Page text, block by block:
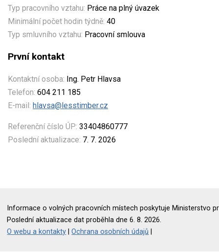
Typ pracovního vztahu: Práce na plný úvazek
Minimální počet hodin týdně: 40
Typ smluvního vztahu: Pracovní smlouva
První kontakt
Kontaktní osoba: Ing. Petr Hlavsa
Telefon: 604 211 185
E-mail: hlavsa@lesstimber.cz
Referenční číslo ÚP: 33404860777
Poslední aktualizace: 7. 7. 2026
Informace o volných pracovních místech poskytuje Ministerstvo
Poslední aktualizace dat proběhla dne 6. 8. 2026.
O webu a kontakty |Ochrana osobních údajů